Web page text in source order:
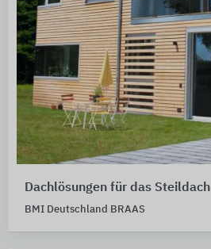
Dachlösungen für das Steildach
BMI Deutschland BRAAS